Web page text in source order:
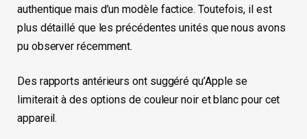
authentique mais d’un modèle factice. Toutefois, il est
plus détaillé que les précédentes unités que nous avons
pu observer récemment.
Des rapports antérieurs ont suggéré qu’Apple se
limiterait à des options de couleur noir et blanc pour cet
appareil.